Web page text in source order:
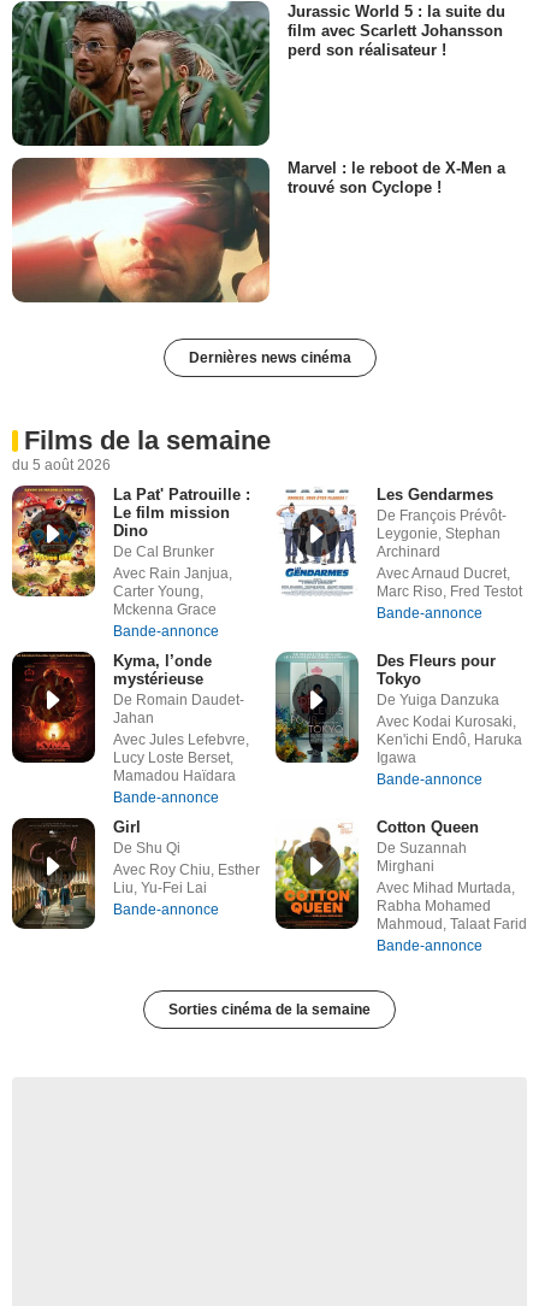
Jurassic World 5 : la suite du
film avec Scarlett Johansson
perd son réalisateur !
Marvel : le reboot de X-Men a
trouvé son Cyclope !
Dernières news cinéma
Films de la semaine
du 5 août 2026
La Pat' Patrouille :
Le film mission
Dino
De Cal Brunker
Avec Rain Janjua,
Carter Young,
Mckenna Grace
Bande-annonce
Les Gendarmes
De François Prévôt-
Leygonie, Stephan
Archinard
Avec Arnaud Ducret,
Marc Riso, Fred Testot
Bande-annonce
Kyma, l’onde
mystérieuse
De Romain Daudet-
Jahan
Avec Jules Lefebvre,
Lucy Loste Berset,
Mamadou Haïdara
Bande-annonce
Des Fleurs pour
Tokyo
De Yuiga Danzuka
Avec Kodai Kurosaki,
Ken'ichi Endô, Haruka
Igawa
Bande-annonce
Girl
De Shu Qi
Avec Roy Chiu, Esther
Liu, Yu-Fei Lai
Bande-annonce
Cotton Queen
De Suzannah
Mirghani
Avec Mihad Murtada,
Rabha Mohamed
Mahmoud, Talaat Farid
Bande-annonce
Sorties cinéma de la semaine